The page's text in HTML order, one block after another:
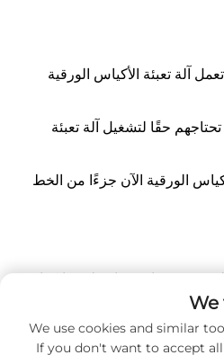
آلة تعبئة الأكياس الورقية
حقًا لتشغيل آلة تعبئة
الورقية الآن جزءًا من الخط
الشرقية، تشانغتشياو، بلدة وانكوان،
تشيجيانغ، الصين 325409We
We use cookies and similar
If you don't want to accept